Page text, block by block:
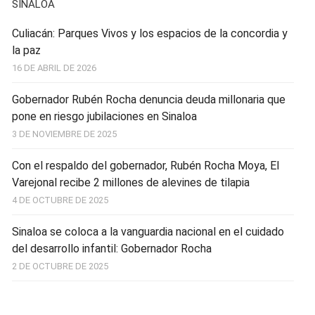
SINALOA
Culiacán: Parques Vivos y los espacios de la concordia y
la paz
16 DE ABRIL DE 2026
Gobernador Rubén Rocha denuncia deuda millonaria que
pone en riesgo jubilaciones en Sinaloa
3 DE NOVIEMBRE DE 2025
Con el respaldo del gobernador, Rubén Rocha Moya, El
Varejonal recibe 2 millones de alevines de tilapia
4 DE OCTUBRE DE 2025
Sinaloa se coloca a la vanguardia nacional en el cuidado
del desarrollo infantil: Gobernador Rocha
2 DE OCTUBRE DE 2025